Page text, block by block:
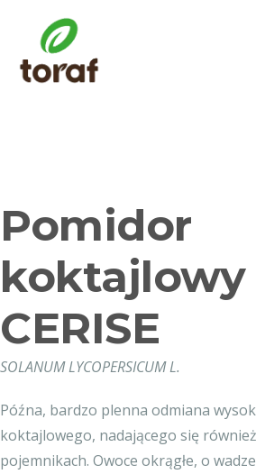
Pomidor
koktajlowy
CERISE
SOLANUM LYCOPERSICUM L.
Późna, bardzo plenna odmiana
koktajlowego, nadającego się
pojemnikach. Owoce okrągłe, o